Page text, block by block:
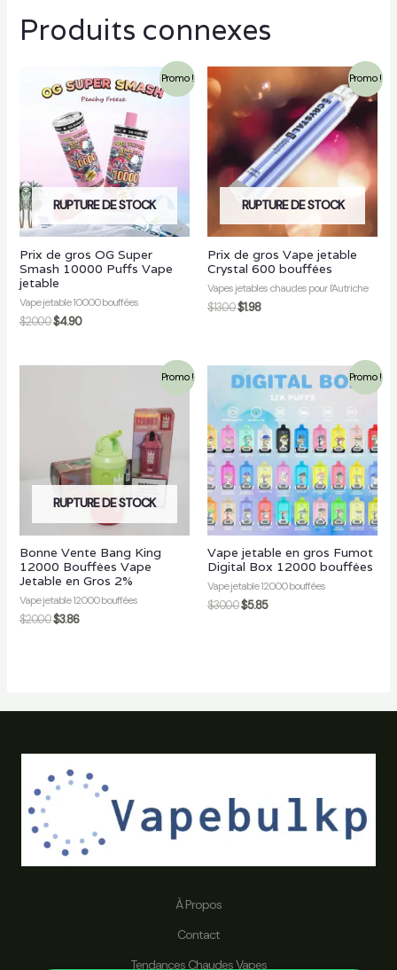
Produits connexes
Promo !
RUPTURE DE STOCK
Prix de gros OG Super
Smash 10000 Puffs Vape
jetable
Vape jetable 10000 bouffées
$20.00$4.90
Promo !
RUPTURE DE STOCK
Prix de gros Vape jetable
Crystal 600 bouffées
Vapes jetables chaudes pour l'Autriche
$13.00$1.98
Promo !
RUPTURE DE STOCK
Bonne Vente Bang King
12000 Bouffées Vape
Jetable en Gros 2%
Vape jetable 12000 bouffées
$20.00$3.86
Promo !
Vape jetable en gros Fumot
Digital Box 12000 bouffées
Vape jetable 12000 bouffées
$30.00$5.85
À Propos
Contact
Tendances Chaudes Vapes